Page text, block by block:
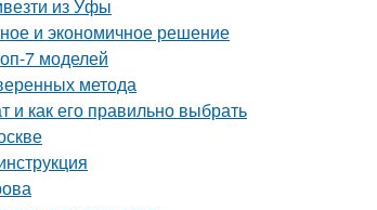
из Уфы
и экономичное решение
7 моделей
метода
и как его правильно выбрать